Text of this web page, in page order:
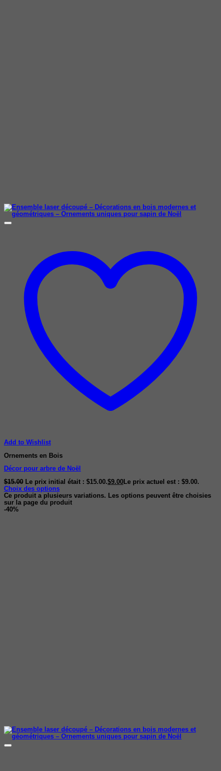
Add to Wishlist
Ornements en Bois
Décor pour arbre de Noël
$15.00 Le prix initial était : $15.00.$9.00 Le prix actuel est : $9.00.
Choix des options
Ce produit a plusieurs variations. Les options peuvent être choisies
sur la page du produit
-40%